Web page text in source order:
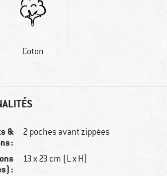
Coton
&
:
2 poches avant zippées
:
13 x 23 cm (L x H)